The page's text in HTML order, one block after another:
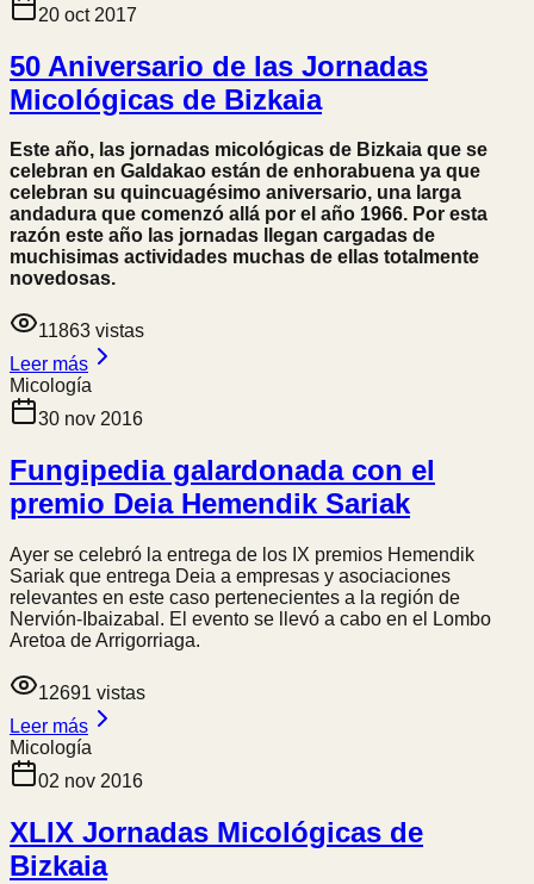
20 oct 2017
50 Aniversario de las Jornadas
Micológicas de Bizkaia
Este año, las jornadas micológicas de Bizkaia que se
celebran en Galdakao están de enhorabuena ya que
celebran su quincuagésimo aniversario, una larga
andadura que comenzó allá por el año 1966. Por esta
razón este año las jornadas llegan cargadas de
muchisimas actividades muchas de ellas totalmente
novedosas.
11863 vistas
Leer más
Micología
30 nov 2016
Fungipedia galardonada con el
premio Deia Hemendik Sariak
Ayer se celebró la entrega de los IX premios Hemendik
Sariak que entrega Deia a empresas y asociaciones
relevantes en este caso pertenecientes a la región de
Nervión-Ibaizabal. El evento se llevó a cabo en el Lombo
Aretoa de Arrigorriaga.
12691 vistas
Leer más
Micología
02 nov 2016
XLIX Jornadas Micológicas de
Bizkaia